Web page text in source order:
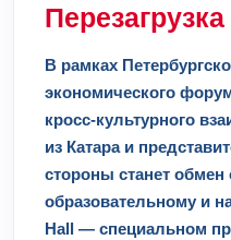
В рамках
экономического
кросс-культурного
из Катара и
стороны станет
образовательному и
Hall — специальном